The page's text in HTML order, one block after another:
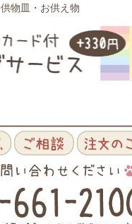
供物皿・お供え物